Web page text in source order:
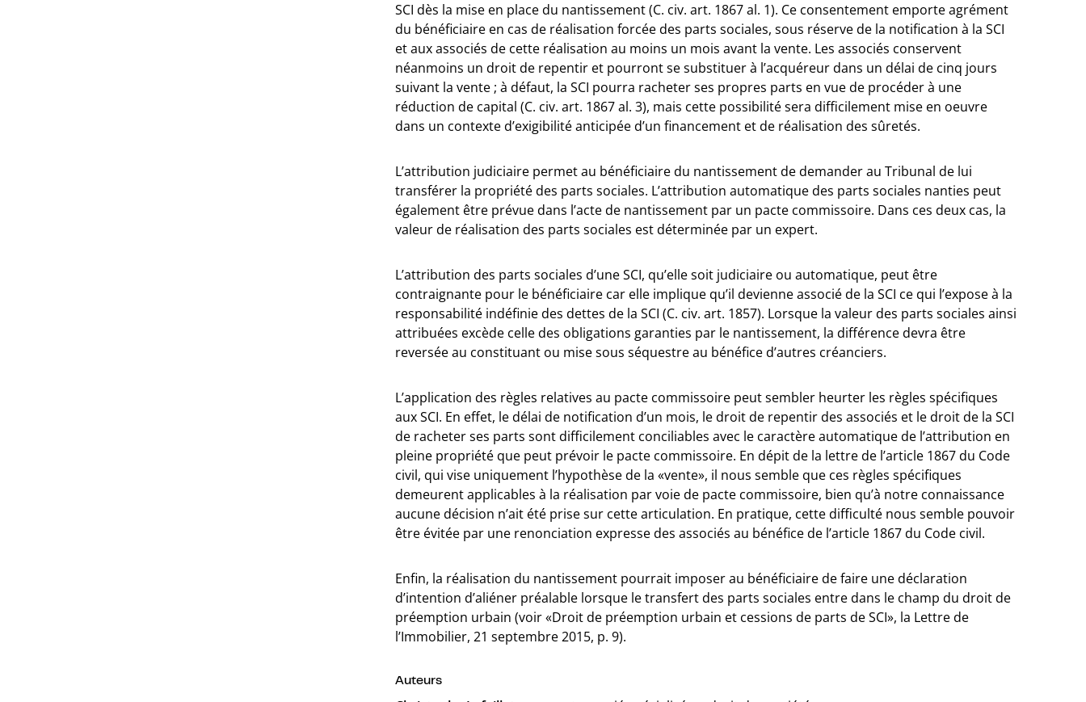
SCI dès la mise en place du nantissement (C. civ. art. 1867 al. 1). Ce consentement emporte agrément
du bénéficiaire en cas de réalisation forcée des parts sociales, sous réserve de la notification à la SCI
et aux associés de cette réalisation au moins un mois avant la vente. Les associés conservent
néanmoins un droit de repentir et pourront se substituer à l’acquéreur dans un délai de cinq jours
suivant la vente ; à défaut, la SCI pourra racheter ses propres parts en vue de procéder à une
réduction de capital (C. civ. art. 1867 al. 3), mais cette possibilité sera difficilement mise en oeuvre
dans un contexte d’exigibilité anticipée d’un financement et de réalisation des sûretés.
L’attribution judiciaire permet au bénéficiaire du nantissement de demander au Tribunal de lui
transférer la propriété des parts sociales. L’attribution automatique des parts sociales nanties peut
également être prévue dans l’acte de nantissement par un pacte commissoire. Dans ces deux cas, la
valeur de réalisation des parts sociales est déterminée par un expert.
L’attribution des parts sociales d’une SCI, qu’elle soit judiciaire ou automatique, peut être
contraignante pour le bénéficiaire car elle implique qu’il devienne associé de la SCI ce qui l’expose à la
responsabilité indéfinie des dettes de la SCI (C. civ. art. 1857). Lorsque la valeur des parts sociales ainsi
attribuées excède celle des obligations garanties par le nantissement, la différence devra être
reversée au constituant ou mise sous séquestre au bénéfice d’autres créanciers.
L’application des règles relatives au pacte commissoire peut sembler heurter les règles spécifiques
aux SCI. En effet, le délai de notification d’un mois, le droit de repentir des associés et le droit de la SCI
de racheter ses parts sont difficilement conciliables avec le caractère automatique de l’attribution en
pleine propriété que peut prévoir le pacte commissoire. En dépit de la lettre de l’article 1867 du Code
civil, qui vise uniquement l’hypothèse de la «vente», il nous semble que ces règles spécifiques
demeurent applicables à la réalisation par voie de pacte commissoire, bien qu’à notre connaissance
aucune décision n’ait été prise sur cette articulation. En pratique, cette difficulté nous semble pouvoir
être évitée par une renonciation expresse des associés au bénéfice de l’article 1867 du Code civil.
Enfin, la réalisation du nantissement pourrait imposer au bénéficiaire de faire une déclaration
d’intention d’aliéner préalable lorsque le transfert des parts sociales entre dans le champ du droit de
préemption urbain (voir «Droit de préemption urbain et cessions de parts de SCI», la Lettre de
l’Immobilier, 21 septembre 2015, p. 9).
Auteurs